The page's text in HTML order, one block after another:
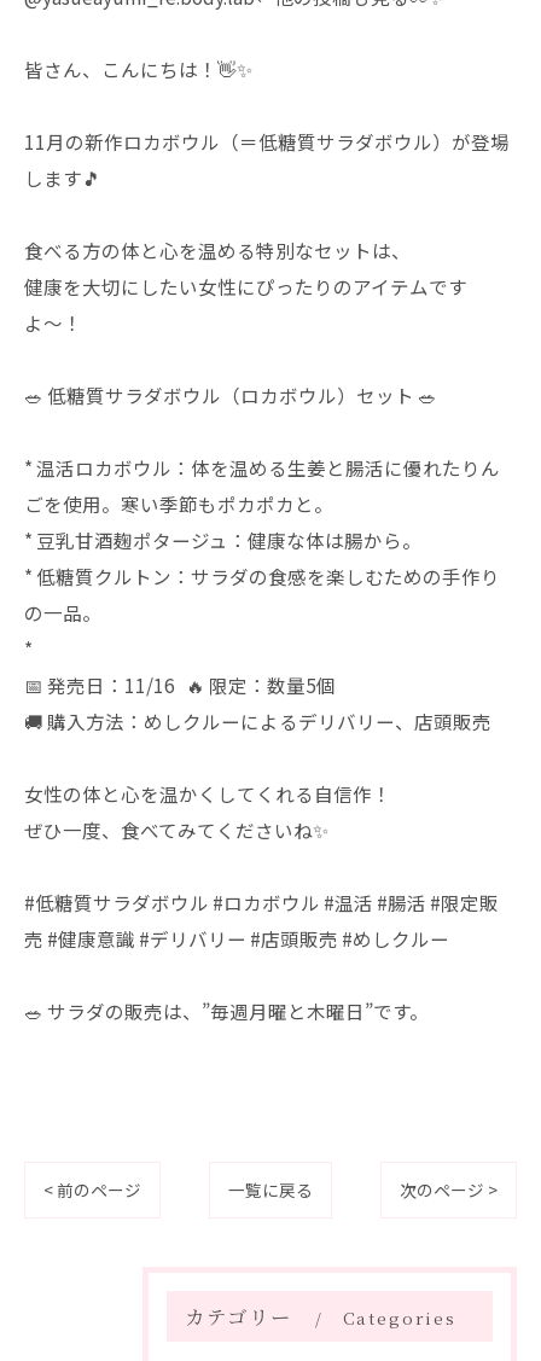
皆さん、こんにちは！👋✨
11月の新作ロカボウル（＝低糖質サラダボウル）が登場
します🎵
食べる方の体と心を温める特別なセットは、
健康を大切にしたい女性にぴったりのアイテムです
よ〜！
🥗 低糖質サラダボウル（ロカボウル）セット 🥗
* 温活ロカボウル：体を温める生姜と腸活に優れたりん
ごを使用。寒い季節もポカポカと。
* 豆乳甘酒麹ポタージュ：健康な体は腸から。
* 低糖質クルトン：サラダの食感を楽しむための手作り
の一品。
*
📅 発売日：11/16 🔥 限定：数量5個
🚚 購入方法：めしクルーによるデリバリー、店頭販売
女性の体と心を温かくしてくれる自信作！
ぜひ一度、食べてみてくださいね✨
#低糖質サラダボウル #ロカボウル #温活 #腸活 #限定販
売 #健康意識 #デリバリー #店頭販売 #めしクルー
🥗 サラダの販売は、”毎週月曜と木曜日”です。
< 前のページ 一覧に戻る 次のページ >
カテゴリー Categories